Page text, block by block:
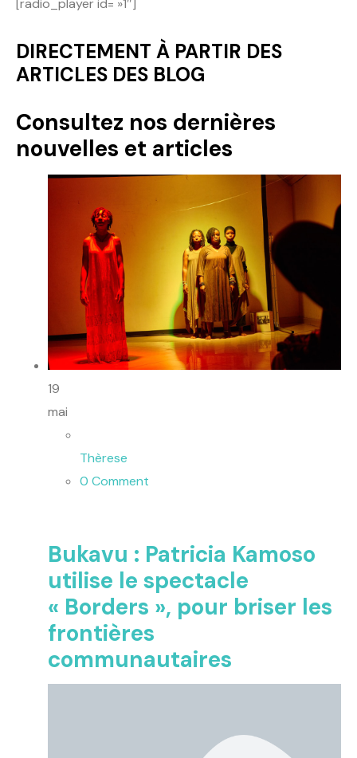
Politique
Technologies
[radio_player id= »1″]
DIRECTEMENT À PARTIR DES
ARTICLES DES BLOG
Consultez nos dernières
nouvelles et articles
19
mai
Thèrese
0 Comment
Bukavu : Patricia Kamoso
utilise le spectacle
« Borders », pour briser les
frontières
communautaires